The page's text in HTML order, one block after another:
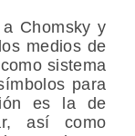
Chomsky y
medios de
sistema
para
es la de
así como